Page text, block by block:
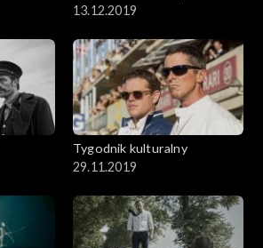
13.12.2019
Tygodnik kulturalny
29.11.2019